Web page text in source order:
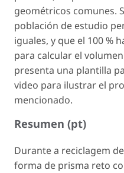
geométricos comunes.
población de estudio
iguales, y que el 100 %
para calcular el
presenta una plantilla
video para ilustrar el
mencionado.
Resumen (pt)
Durante a reciclagem
forma de prisma reto